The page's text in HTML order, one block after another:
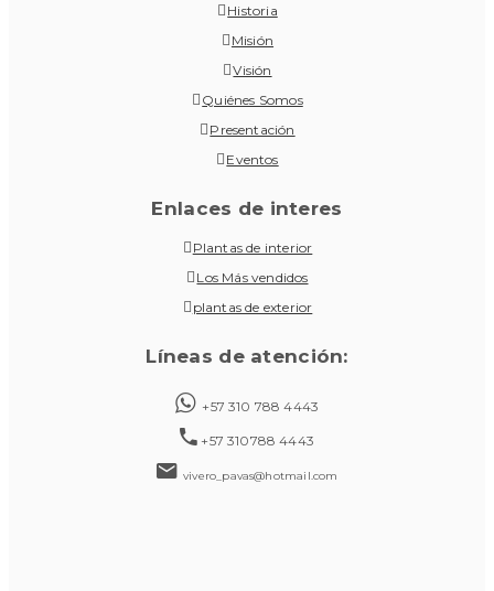
Historia
Misión
Visión
Quiénes Somos
Presentación
Eventos
Enlaces de interes
Plantas de interior
Los Más vendidos
plantas de exterior
Líneas de atención:
+57 310 788 4443
+57 310788 4443
vivero_pavas@hotmail.com